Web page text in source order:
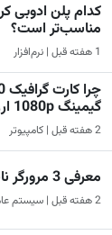
کدام پلن ادوبی
مناسب‌تر است؟
1 هفته قبل | نرم‌افزار
گیمینگ 1080p ارزش خرید دارد؟
2 هفته قبل | کامپیوتر
معرفی 3 مرورگر ناشناخته اندروید جایگزین گوگل کروم
2 هفته قبل | سیستم عامل اندروید